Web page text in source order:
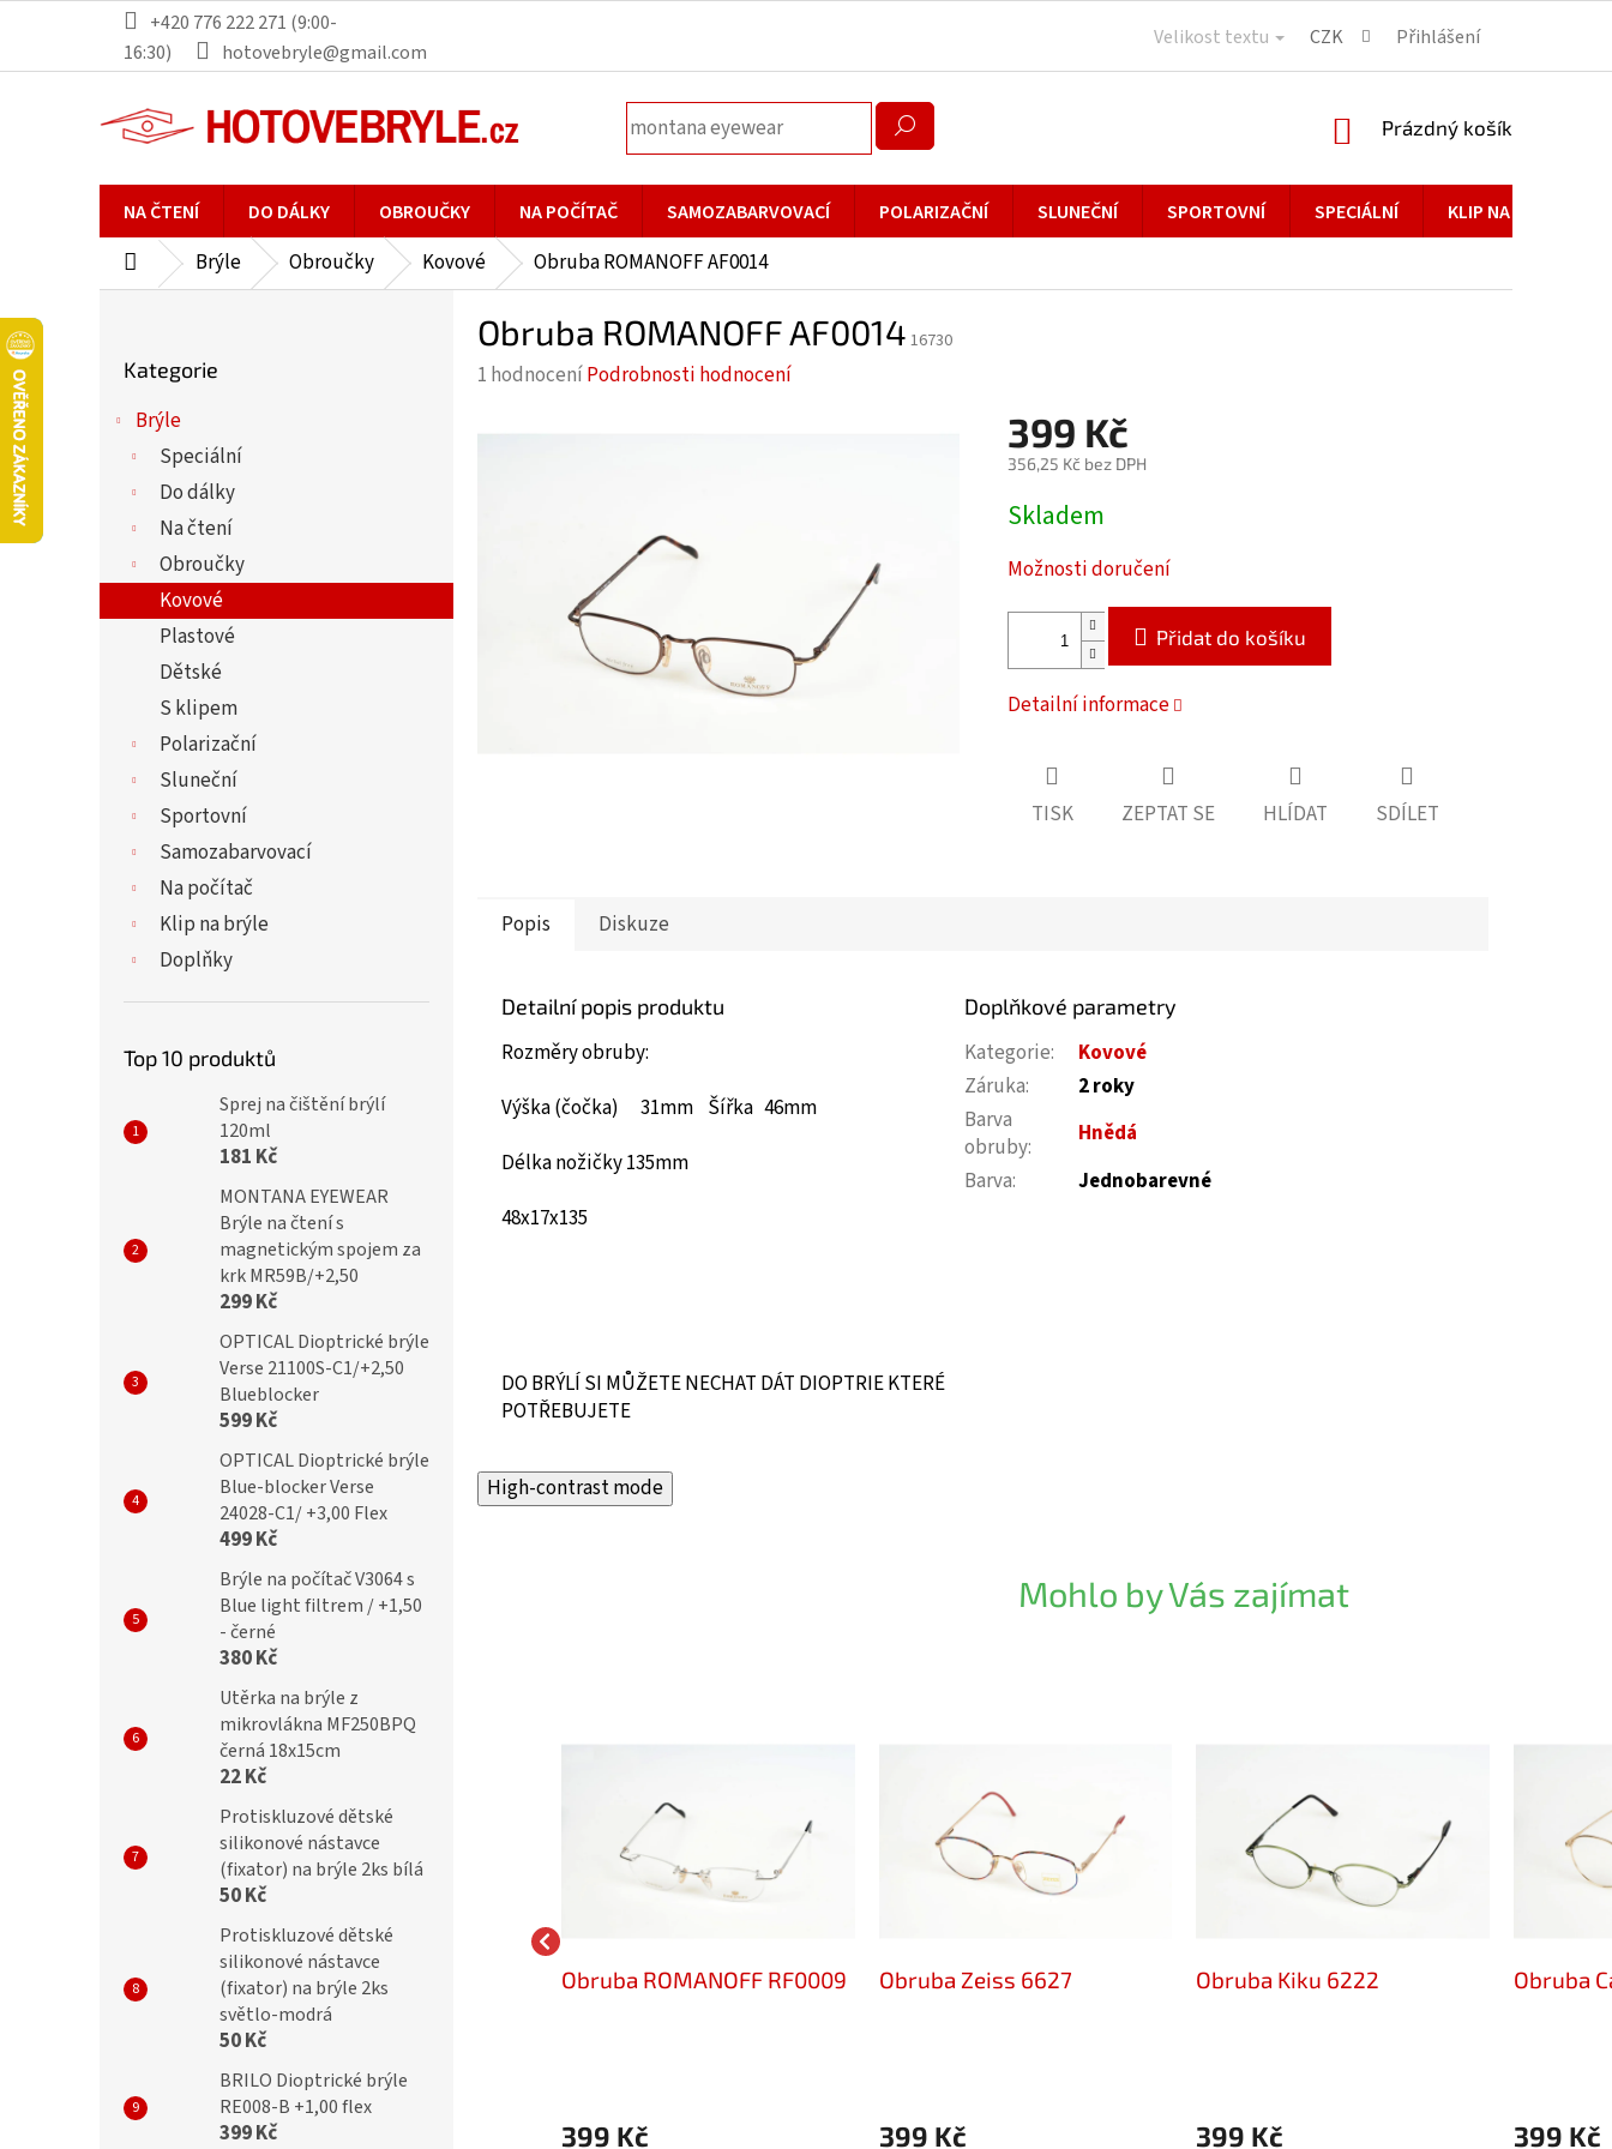
obsah
+420 776 222 271 (9:00-
16:30)
hotovebryle@gmail.com
Velikost textu CZK Přihlášení
NÁKUPNÍ
Prázdný košík
NA ČTENÍ DO DÁLKY OBROUČKY NA POČÍTAČ SAMOZABARVOVACÍ POLARIZAČNÍ SLUNEČNÍ SPORTOVNÍ SPECIÁLNÍ KLIP NA BRÝLE
DomůBrýle Obroučky Kovové Obruba ROMANOFF AF0014
kategorie
Kategorie
Brýle
Speciální
Do dálky
Na čtení
Obroučky
Kovové
Plastové
Dětské
S klipem
Polarizační
Sluneční
Sportovní
Samozabarvovací
Na počítač
Klip na brýle
Doplňky
Top 10 produktů
Sprej na čištění brýlí
120ml
181 Kč
MONTANA EYEWEAR
Brýle na čtení s
magnetickým spojem za
krk MR59B/+2,50
299 Kč
OPTICAL Dioptrické brýle
Verse 21100S-C1/+2,50
Blueblocker
599 Kč
OPTICAL Dioptrické brýle
Blue-blocker Verse
24028-C1/ +3,00 Flex
499 Kč
Brýle na počítač V3064 s
Blue light filtrem / +1,50
- černé
380 Kč
Utěrka na brýle z
mikrovlákna MF250BPQ
černá 18x15cm
22 Kč
Protiskluzové dětské
silikonové nástavce
(fixator) na brýle 2ks bílá
50 Kč
Protiskluzové dětské
silikonové nástavce
(fixator) na brýle 2ks
světlo-modrá
50 Kč
BRILO Dioptrické brýle
RE008-B +1,00 flex
399 Kč
Obruba ROMANOFF AF0014 16730
Průměrné
produktu
1 hodnoceníPodrobnosti hodnocení
399 Kč
356,25 Kč bez DPH
Měrná
cena:
Skladem
Možnosti doručení
Přidat do košíku
Detailní informace
TISK ZEPTAT SE HLÍDAT SDÍLET
Popis Diskuze
Detailní popis produktu
Rozměry obruby:
Výška (čočka) 31mm Šířka 46mm
Délka nožičky 135mm
48x17x135
DO BRÝLÍ SI MŮŽETE NECHAT DÁT DIOPTRIE KTERÉ
POTŘEBUJETE
Doplňkové parametry
Kategorie:
Kovové
Záruka:
2 roky
Barva
obruby:
Hnědá
Barva: Jednobarevné
High-contrast mode
Mohlo by Vás zajímat
1336 415
Obruba Personal Opinion
135
399 Kč
Obruba ROMANOFF RF0009
399 Kč
Obruba Zeiss 6627
399 Kč
Obruba Kiku 6222
399 Kč
Obruba
399 Kč